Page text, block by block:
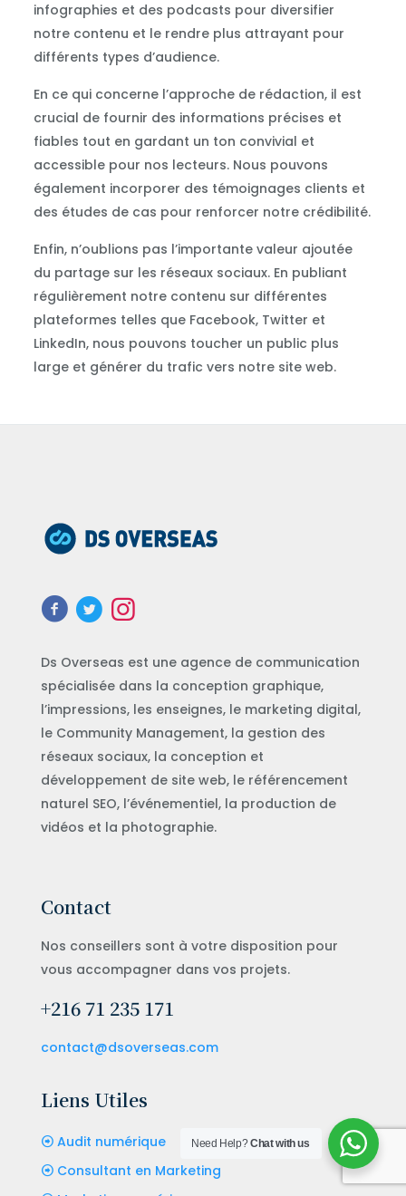
infographies et des podcasts pour diversifier
notre contenu et le rendre plus attrayant pour
différents types d’audience.
En ce qui concerne l’approche de rédaction, il est
crucial de fournir des informations précises et
fiables tout en gardant un ton convivial et
accessible pour nos lecteurs. Nous pouvons
également incorporer des témoignages clients et
des études de cas pour renforcer notre crédibilité.
Enfin, n’oublions pas l’importante valeur ajoutée
du partage sur les réseaux sociaux. En publiant
régulièrement notre contenu sur différentes
plateformes telles que Facebook, Twitter et
LinkedIn, nous pouvons toucher un public plus
large et générer du trafic vers notre site web.
Ds Overseas est une agence de communication
spécialisée dans la conception graphique,
l’impressions, les enseignes, le marketing digital,
le Community Management, la gestion des
réseaux sociaux, la conception et
développement de site web, le référencement
naturel SEO, l’événementiel, la production de
vidéos et la photographie.
Contact
Nos conseillers sont à votre disposition pour
vous accompagner dans vos projets.
+216 71 235 171
contact@dsoverseas.com
Liens Utiles
Audit numérique
Consultant en Marketing
Need Help?Chat with us